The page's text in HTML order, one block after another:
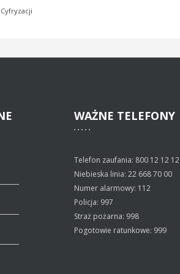
WAŻNE TELEFONY
Telefon zaufania: 800 12 12 12
Niebieska linia: 22 668 70 00
Numer alarmowy: 112
Policja: 997
Straż pożarna: 998
Pogotowie ratunkowe: 999